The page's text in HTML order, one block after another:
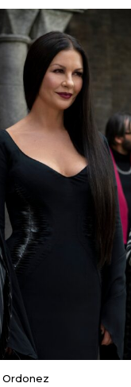
Ordonez